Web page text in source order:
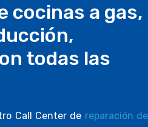
cocinas a gas,
todas las
Call Center de reparación de